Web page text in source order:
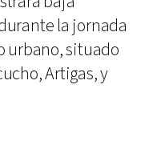
la jornada
urbano, situado
Artigas, y